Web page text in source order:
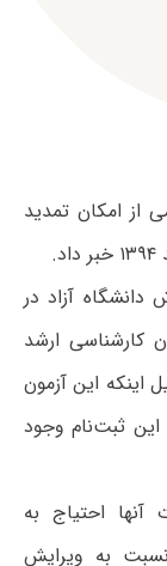
از امکان تمدید
آزاد در
کارشناسی ارشد
اینکه این آزمون
این ثبت‌نام وجود
آنها احتیاج به
نسبت به ویرایش